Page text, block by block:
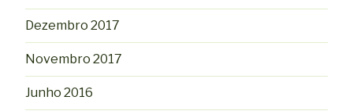
Dezembro 2017
Novembro 2017
Junho 2016